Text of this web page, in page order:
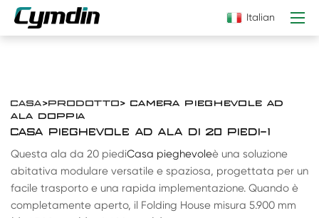
Italian
CASA>PRODOTTO> CAMERA PIEGHEVOLE AD
ALA DOPPIA
CASA PIEGHEVOLE AD ALA DI 20 PIEDI-1
Questa ala da 20 piediCasa pieghevoleè una soluzione
abitativa modulare versatile e spaziosa, progettata per un
facile trasporto e una rapida implementazione. Quando è
completamente aperto, il Folding House misura 5.900 mm